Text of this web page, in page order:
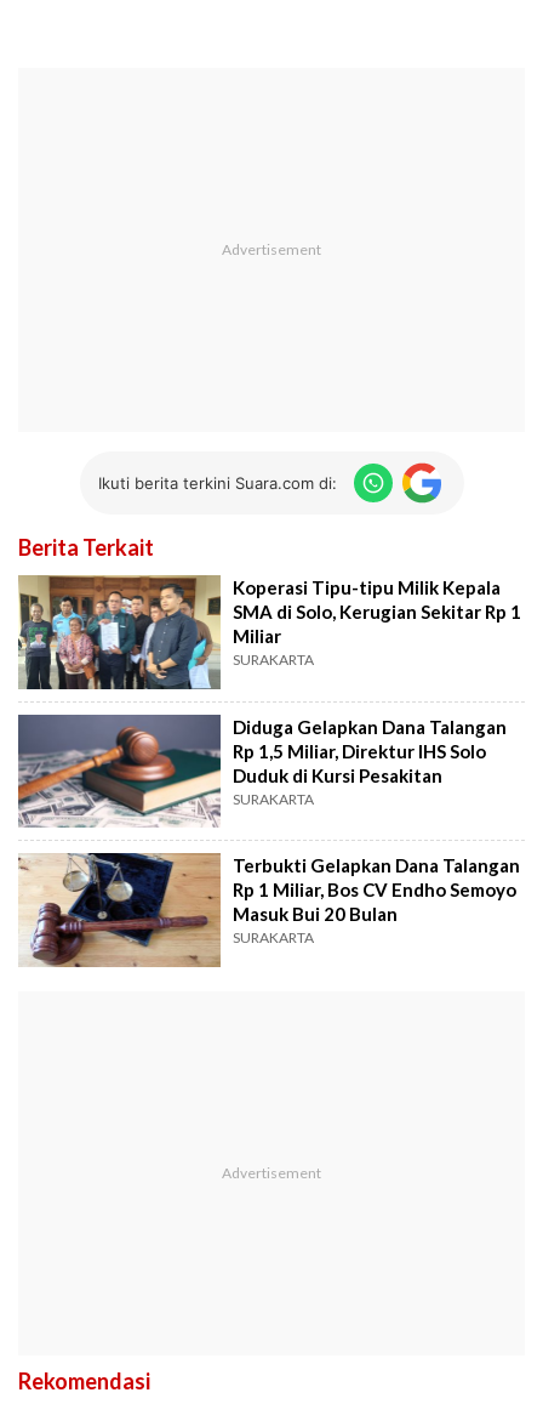
Ikuti berita terkini Suara.com di:
Berita Terkait
Koperasi Tipu-tipu Milik Kepala
SMA di Solo, Kerugian Sekitar Rp 1
Miliar
SURAKARTA
Diduga Gelapkan Dana Talangan
Rp 1,5 Miliar, Direktur IHS Solo
Duduk di Kursi Pesakitan
SURAKARTA
Terbukti Gelapkan Dana Talangan
Rp 1 Miliar, Bos CV Endho Semoyo
Masuk Bui 20 Bulan
SURAKARTA
Rekomendasi